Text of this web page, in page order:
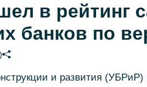
в рейтинг
банков по
и развития